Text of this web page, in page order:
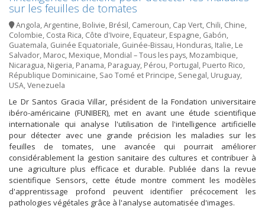
sur les feuilles de tomates
Angola,Argentine, Bolivie, Brésil, Cameroun, Cap Vert, Chili, Chine,
Colombie, Costa Rica, Côte d'Ivoire, Equateur, Espagne, Gabón,
Guatemala, Guinée Equatoriale, Guinée-Bissau, Honduras, Italie, Le
Salvador, Maroc, Mexique, Mondial – Tous les pays, Mozambique,
Nicaragua, Nigeria, Panama, Paraguay, Pérou, Portugal, Puerto Rico,
République Dominicaine, Sao Tomé et Principe, Senegal, Uruguay,
USA,Venezuela
Le Dr Santos Gracia Villar, président de la Fondation universitaire
ibéro-américaine (FUNIBER), met en avant une étude scientifique
internationale qui analyse l'utilisation de l'intelligence artificielle
pour détecter avec une grande précision les maladies sur les
feuilles de tomates, une avancée qui pourrait améliorer
considérablement la gestion sanitaire des cultures et contribuer à
une agriculture plus efficace et durable. Publiée dans la revue
scientifique Sensors, cette étude montre comment les modèles
d'apprentissage profond peuvent identifier précocement les
pathologies végétales grâce à l'analyse automatisée d'images.